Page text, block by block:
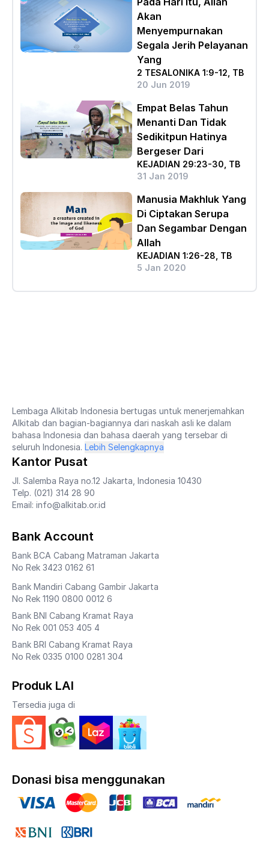
Akan
Menyempurnakan
Segala Jerih Pelayanan
Yang
2 TESALONIKA 1:9-12, TB
20 Jun 2019
Empat Belas Tahun
Menanti Dan Tidak
Sedikitpun Hatinya
Bergeser Dari
KEJADIAN 29:23-30, TB
31 Jan 2019
Manusia Makhluk Yang
Di Ciptakan Serupa
Dan Segambar Dengan
Allah
KEJADIAN 1:26-28, TB
5 Jan 2020
Lembaga Alkitab Indonesia bertugas untuk menerjemahkan
Alkitab dan bagian-bagiannya dari naskah asli ke dalam
bahasa Indonesia dan bahasa daerah yang tersebar di
seluruh Indonesia. Lebih Selengkapnya
Kantor Pusat
Jl. Salemba Raya no.12 Jakarta, Indonesia 10430
Telp. (021) 314 28 90
Email: info@alkitab.or.id
Bank Account
Bank BCA Cabang Matraman Jakarta
No Rek 3423 0162 61
Bank Mandiri Cabang Gambir Jakarta
No Rek 1190 0800 0012 6
Bank BNI Cabang Kramat Raya
No Rek 001 053 405 4
Bank BRI Cabang Kramat Raya
No Rek 0335 0100 0281 304
Produk LAI
Tersedia juga di
Donasi bisa menggunakan